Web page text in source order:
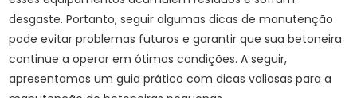
desgaste. Portanto, seguir algumas dicas de manutenção
pode evitar problemas futuros e garantir que sua betoneira
continue a operar em ótimas condições. A seguir,
apresentamos um guia prático com dicas valiosas para a